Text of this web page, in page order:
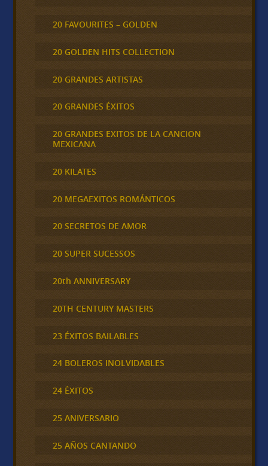
20 FAVOURITES – GOLDEN
20 GOLDEN HITS COLLECTION
20 GRANDES ARTISTAS
20 GRANDES ÉXITOS
20 GRANDES EXITOS DE LA CANCION
MEXICANA
20 KILATES
20 MEGAEXITOS ROMÁNTICOS
20 SECRETOS DE AMOR
20 SUPER SUCESSOS
20th ANNIVERSARY
20TH CENTURY MASTERS
23 ÉXITOS BAILABLES
24 BOLEROS INOLVIDABLES
24 ÉXITOS
25 ANIVERSARIO
25 AÑOS CANTANDO